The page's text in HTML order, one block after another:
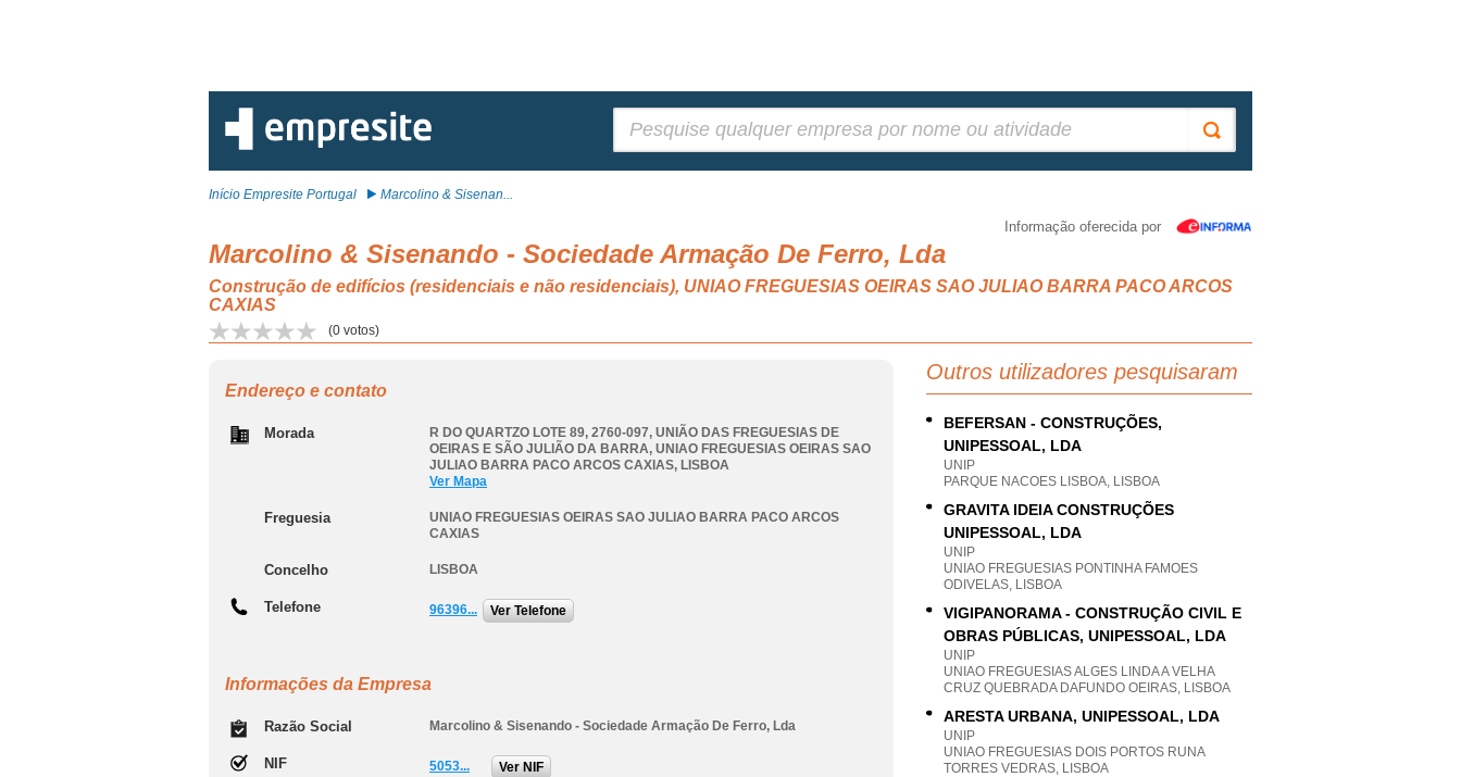
Início Empresite Portugal Marcolino & Sisenan...
Informação oferecida por
Marcolino & Sisenando - Sociedade Armação De Ferro, Lda
Construção de edifícios (residenciais e não residenciais), UNIAO FREGUESIAS OEIRAS SAO JULIAO BARRA PACO ARCOS
CAXIAS
(0 votos)
Endereço e contato
Morada
R DO QUARTZO LOTE 89, 2760-097, UNIÃO DAS FREGUESIAS DE
OEIRAS E SÃO JULIÃO DA BARRA, UNIAO FREGUESIAS OEIRAS SAO
JULIAO BARRA PACO ARCOS CAXIAS, LISBOA
Ver Mapa
Freguesia
UNIAO FREGUESIAS OEIRAS SAO JULIAO BARRA PACO ARCOS
CAXIAS
Concelho LISBOA
Telefone 96396... Ver Telefone
Informações da Empresa
Razão Social Marcolino & Sisenando - Sociedade Armação De Ferro, Lda
NIF 5053... Ver NIF
Outros utilizadores pesquisaram
BEFERSAN - CONSTRUÇÕES,
UNIPESSOAL, LDA
UNIP
PARQUE NACOES LISBOA, LISBOA
GRAVITA IDEIA CONSTRUÇÕES
UNIPESSOAL, LDA
UNIP
UNIAO FREGUESIAS PONTINHA FAMOES
ODIVELAS, LISBOA
VIGIPANORAMA - CONSTRUÇÃO CIVIL E
OBRAS PÚBLICAS, UNIPESSOAL, LDA
UNIP
UNIAO FREGUESIAS ALGES LINDA A VELHA
CRUZ QUEBRADA DAFUNDO OEIRAS, LISBOA
ARESTA URBANA, UNIPESSOAL, LDA
UNIP
UNIAO FREGUESIAS DOIS PORTOS RUNA
TORRES VEDRAS, LISBOA